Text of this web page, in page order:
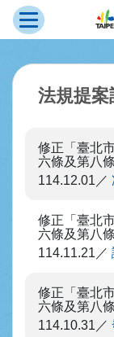
跳到主要內容
展開選單
法規提
修正「臺北
六條及第八條
114.12.01
修正「臺北
六條及第八條
114.11.21
修正「臺北
六條及第八條
114.10.31